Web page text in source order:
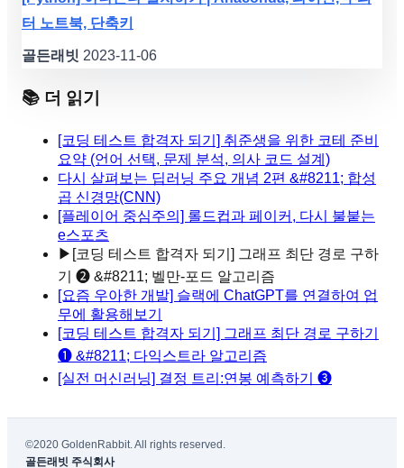
터 노트북, 단축키
골든래빗 2023-11-06
📚 더 읽기
[코딩 테스트 합격자 되기] 취준생을 위한 코테 준비
요약 (언어 선택, 문제 분석, 의사 코드 설계)
다시 살펴보는 딥러닝 주요 개념 2편 &#8211; 합성
곱 신경망(CNN)
[플레이어 중심주의] 롤드컵과 페이커, 다시 불붙는
e스포츠
▶ [코딩 테스트 합격자 되기] 그래프 최단 경로 구하
기 ❷ &#8211; 벨만-포드 알고리즘
[요즘 우아한 개발] 슬랙에 ChatGPT를 연결하여 업
무에 활용해보기
[코딩 테스트 합격자 되기] 그래프 최단 경로 구하기
❶ &#8211; 다익스트라 알고리즘
[실전 머신러닝] 결정 트리:연봉 예측하기 ❸
©2020 GoldenRabbit. All rights reserved.
골든래빗 주식회사